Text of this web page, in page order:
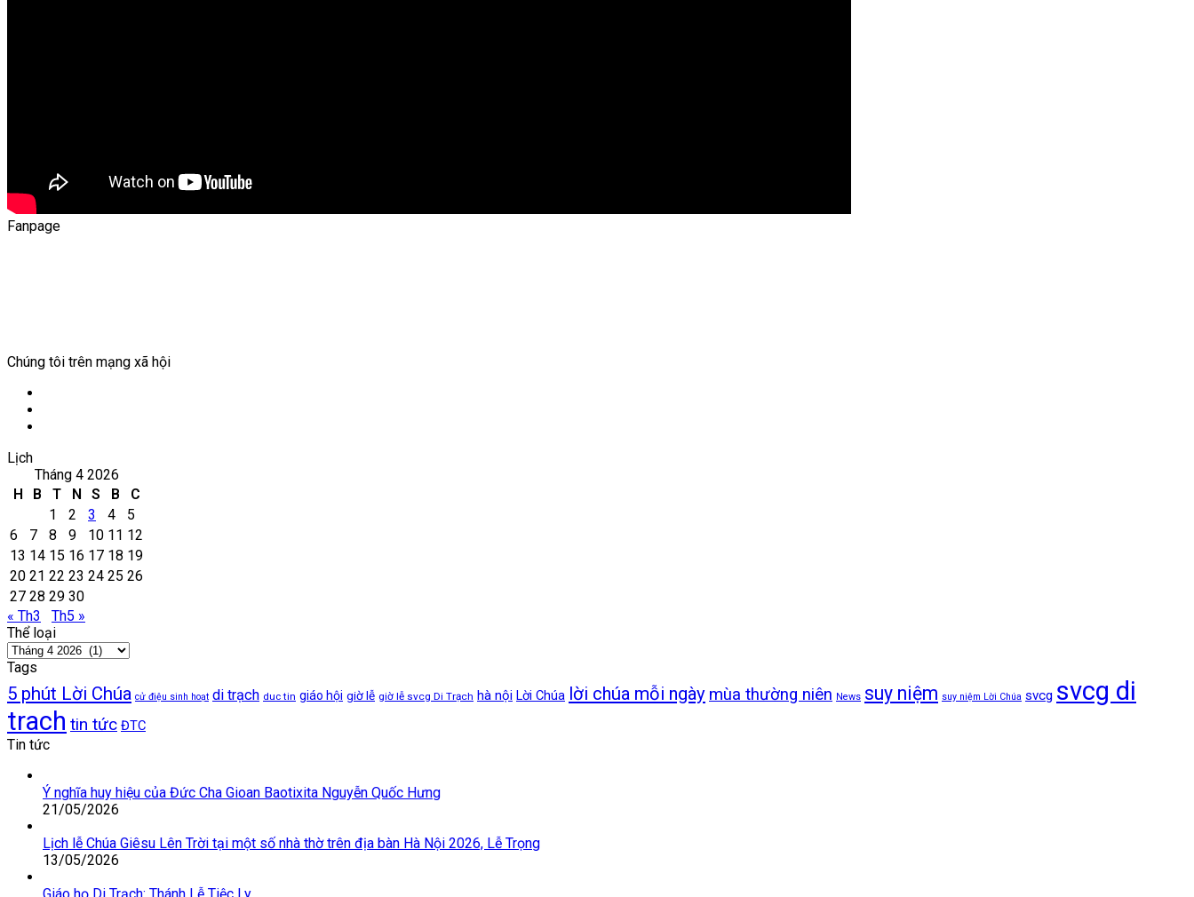
Fanpage
Chúng tôi trên mạng xã hội
Lịch
Tháng 4 2026
H
B T N S B
C
1
2 3 4
5
6
7 8 9 10 11 12
13 14 15 16 17 18 19
20 21 22 23 24 25 26
27 28 29 30
« Th3
Th5 »
Thể loại
Thể
loại
Tags
5 phút Lời Chúa cử điệu sinh hoạt di trạch duc tin giáo hội giờ lễ giờ lễ svcg Di Trạch hà nội Lời Chúa lời chúa mỗi ngày mùa thường niên News suy niệm suy niệm Lời Chúa svcg svcg di
trach tin tức ĐTC
Tin tức
Ý nghĩa huy hiệu của Đức Cha Gioan Baotixita Nguyễn Quốc Hưng
21/05/2026
Lịch lễ Chúa Giêsu Lên Trời tại một số nhà thờ trên địa bàn Hà Nội 2026, Lễ Trọng
13/05/2026
Giáo họ Di Trạch: Thánh Lễ Tiệc Ly